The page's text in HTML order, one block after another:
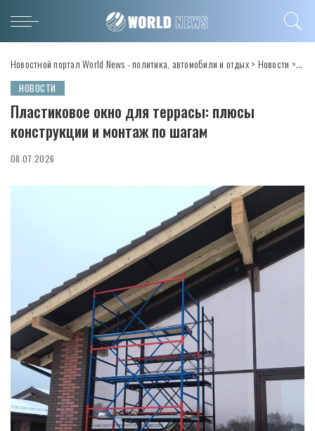
Новостной портал World News - политика, автомобили и отдых> Новости >
НОВОСТИ
Пластиковое окно для террасы: плюсы
конструкции и монтаж по шагам
08.07.2026